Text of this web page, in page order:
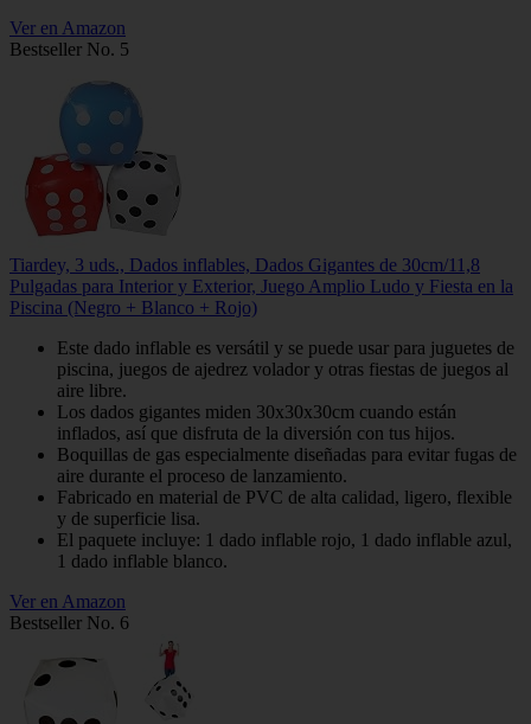
Ver en Amazon
Bestseller No. 5
Tiardey, 3 uds., Dados inflables, Dados Gigantes de 30cm/11,8
Pulgadas para Interior y Exterior, Juego Amplio Ludo y Fiesta en la
Piscina (Negro + Blanco + Rojo)
Este dado inflable es versátil y se puede usar para juguetes de
piscina, juegos de ajedrez volador y otras fiestas de juegos al
aire libre.
Los dados gigantes miden 30x30x30cm cuando están
inflados, así que disfruta de la diversión con tus hijos.
Boquillas de gas especialmente diseñadas para evitar fugas de
aire durante el proceso de lanzamiento.
Fabricado en material de PVC de alta calidad, ligero, flexible
y de superficie lisa.
El paquete incluye: 1 dado inflable rojo, 1 dado inflable azul,
1 dado inflable blanco.
Ver en Amazon
Bestseller No. 6